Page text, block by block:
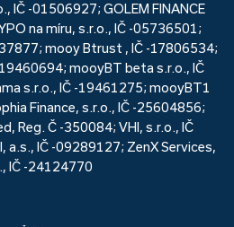
IČ -01506927; GOLEM FINANCE
na míru, s.r.o., IČ -05736501;
mooy Btrust , IČ -17806534;
mooyBT beta s.r.o., IČ
s.r.o., IČ -19461275; mooyBT1
Finance, s.r.o., IČ -25604856;
Reg. Č -350084; VHI, s.r.o., IČ
a.s., IČ -09289127; ZenX Services,
IČ -24124770